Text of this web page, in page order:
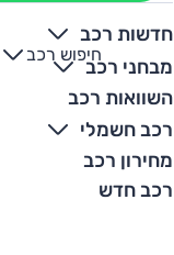
חדשות רכב
מבחני רכב
השוואות רכב
רכב חשמלי
מחירון רכב
רכב חדש
חיפוש רכב
+
-